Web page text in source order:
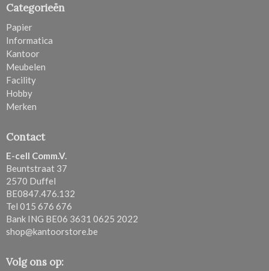
Categorieën
Papier
Informatica
Kantoor
Meubelen
Facility
Hobby
Merken
Volg ons op:
Contact
E-cell Comm.V.
Beuntstraat 37
2570 Duffel
BE0847.476.132
Tel 015 676 676
Bank ING BE06 3631 0625 2022
shop@kantoorstore.be